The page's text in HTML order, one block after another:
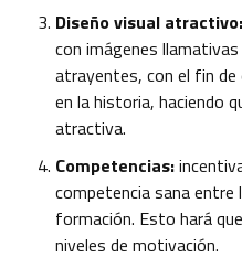
Diseño visual atractivo:
con imágenes
atrayentes, con el fin de
en la historia, haciendo
atractiva.
Competencias:
competencia sana entre
formación. Esto hará
niveles de motivación.